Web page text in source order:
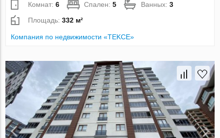
Комнат:6 Спален:5 Ванных:3
Площадь:332 м²
Компания по недвижимости «TEKCE»